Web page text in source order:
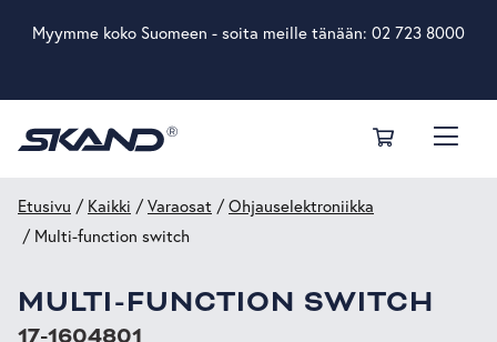
Myymme koko Suomeen - soita meille tänään: 02 723 8000
Etusivu / Kaikki /Varaosat /Ohjauselektroniikka
/ Multi-function switch
MULTI-FUNCTION SWITCH